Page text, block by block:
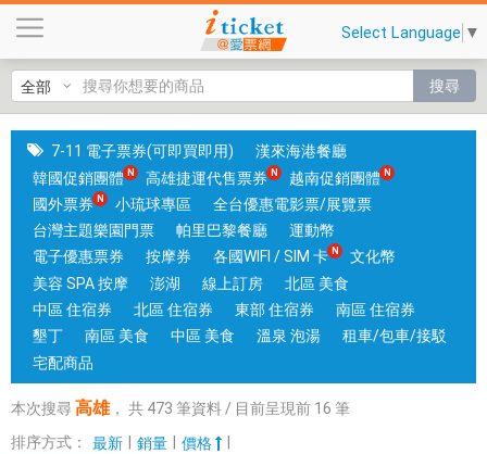
|
國
旅
卡
門
市
可
核
銷
；
銷
各
國
Select Language ▼
搜尋
7-11 電子票券(可即買即用)
漢來海港餐廳
韓國促銷團體
高雄捷運代售票券
越南促銷團體
國外票券
小琉球專區
全台優惠電影票/展覽票
台灣主題樂園門票
帕里巴黎餐廳
運動幣
電子優惠票券
按摩券 各國WIFI / SIM 卡
文化幣
美容 SPA 按摩
澎湖 線上訂房
北區 美食
中區 住宿券
北區 住宿券 東部 住宿券
南區 住宿券
墾丁
南區 美食 中區 美食 溫泉 泡湯
租車/包車/接駁
宅配商品
本次搜尋 高雄， 共 473 筆資料 / 目前呈現前 16 筆
排序方式：
最新 銷量 價格